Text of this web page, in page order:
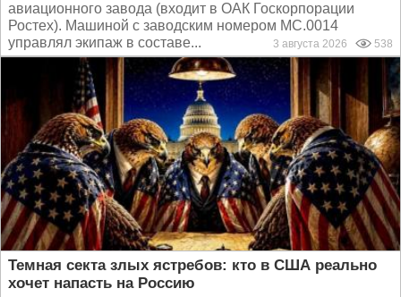
авиационного завода (входит в ОАК Госкорпорации
Ростех). Машиной с заводским номером МС.0014
управлял экипаж в составе...
3 августа 2026 538
Темная секта злых ястребов: кто в США реально
хочет напасть на Россию